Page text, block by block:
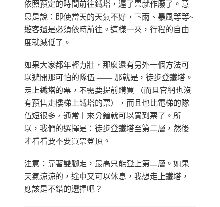
依照預定的時間前往鐵塔，遲了票就作廢了。意
思是說：即使當天的天氣不好，下雨、暴風等等~
遊客還是必須依時前往。這樣一來，行程的自由
度就減低了。
如果大家都年輕力壯，那麼還有另外一個方法可
以避開那可怕的隊伍 —— 那就是，徒步登鐵塔。
走上鐵塔的票，不需要提前購買 （而且官網也沒
有預售走樓梯上鐵塔的票），而且也比電梯的隊
伍短很多，通常十來分鐘就可以買到票了。所
以，我們的選擇是：徒步登鐵塔至第二層，然後
才看看要不要買票登頂。
注意：靠著雙腳走，最高只能登上第二層。如果
天氣涼涼的，途中又可以休息，我想走上鐵塔，
應該是不錯的選擇吧？